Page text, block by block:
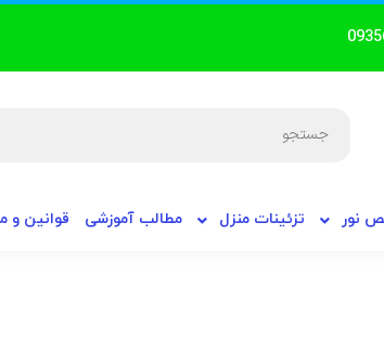
نور تزئینات منزل مطالب آموزشی قوانین و